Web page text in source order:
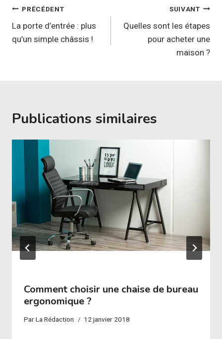
Navigation
de
l’article
PRÉCÉDENT
La porte d’entrée : plus
qu’un simple châssis !
SUIVANT
Quelles sont les étapes
pour acheter une
maison ?
Publications similaires
Comment choisir une chaise de bureau
ergonomique ?
ParLa Rédaction 12 janvier 2018